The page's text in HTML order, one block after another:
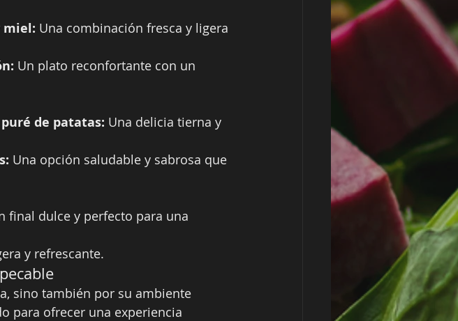
miel: Una combinación fresca y ligera
Un plato reconfortante con un
de patatas: Una delicia tierna y
Una opción saludable y sabrosa que
final dulce y perfecto para una
y refrescante.
sino también por su ambiente
para ofrecer una experiencia